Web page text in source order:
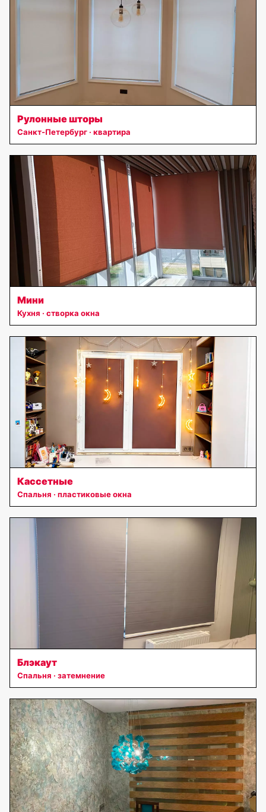
Рулонные шторы
Санкт-Петербург · квартира
Мини
Кухня · створка окна
Кассетные
Спальня · пластиковые окна
Блэкаут
Спальня · затемнение